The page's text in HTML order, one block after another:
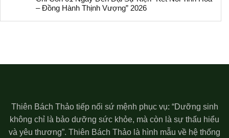
– Đồng Hành Thịnh Vượng” 2026
Thiên Bách Thảo tiếp nối sứ mệnh phục vụ: “Dưỡng sinh
không chỉ là bảo dưỡng sức khỏe, mà còn là sự thấu hiểu
và yêu thương”. Thiên Bách Thảo là hình mẫu về hệ thống